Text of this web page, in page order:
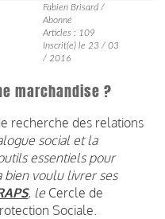
Fabien Brisard /
Abonné
Articles : 109
Inscrit(e) le 23 / 03
/ 2016
marchandise ?
recherche des relations
social et la
essentiels pour
bien voulu livrer ses
, le Cercle de
Sociale.